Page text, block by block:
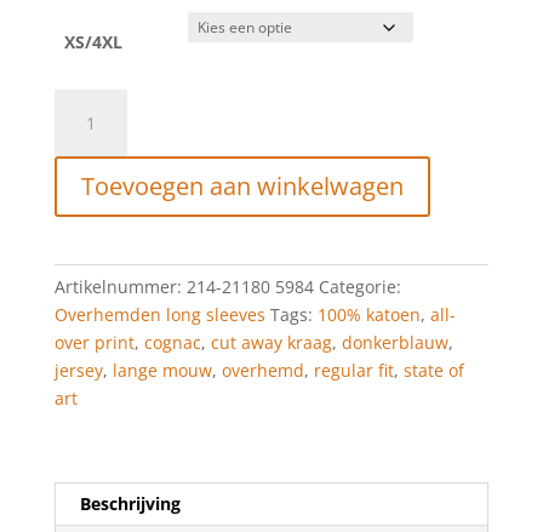
XS/4XL
ART
Jersey
overhemd
regular
fit
donkerblauw/cognac
aantal
Toevoegen aan winkelwagen
Artikelnummer: 214-21180 5984 Categorie:
Overhemden long sleeves Tags: 100% katoen, all-
over print, cognac, cut away kraag, donkerblauw,
jersey, lange mouw, overhemd, regular fit, state of
art
Beschrijving